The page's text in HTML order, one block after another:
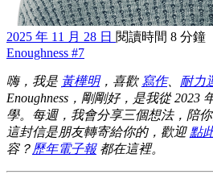
2025 年 11 月 28 日 閱讀時間 8 分鐘
Enoughness #7
嗨，我是 黃樺明，喜歡 寫作、 耐力
Enoughness，剛剛好，是我從 2023
學。每週，我會分享三個想法，陪
這封信是朋友轉寄給你的，歡迎 點
容？ 歷年電子報都在這裡。